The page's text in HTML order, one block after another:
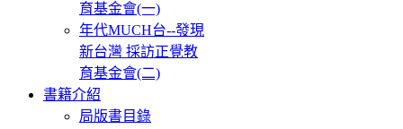
育基金會(一)
年代MUCH台--發現
新台灣 採訪正覺教
育基金會(二)
書籍介紹
局版書目錄